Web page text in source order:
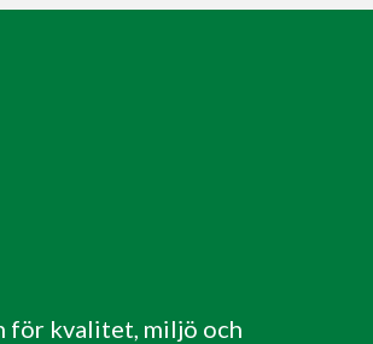
för kvalitet, miljö och